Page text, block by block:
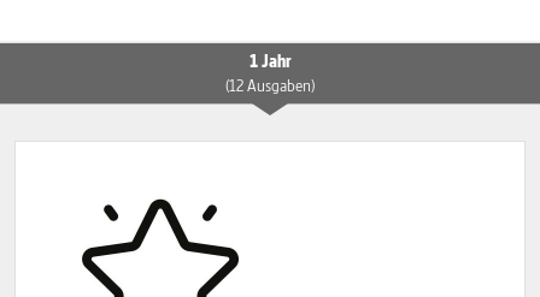
1 Jahr
(12 Ausgaben)